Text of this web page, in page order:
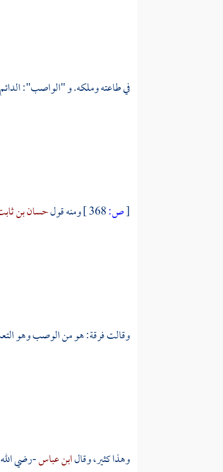
في طاعته وملكه. و "الواصب":
[ص: ومنه قولحسان بن
وقالت فرقة: هو من الوصب وهو
وهذا كثير، وقالابن عباس-رضي